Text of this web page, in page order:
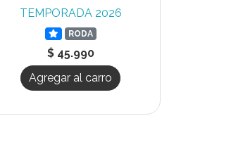
TEMPORADA 2026
RODA
$ 45.990
Agregar al carro